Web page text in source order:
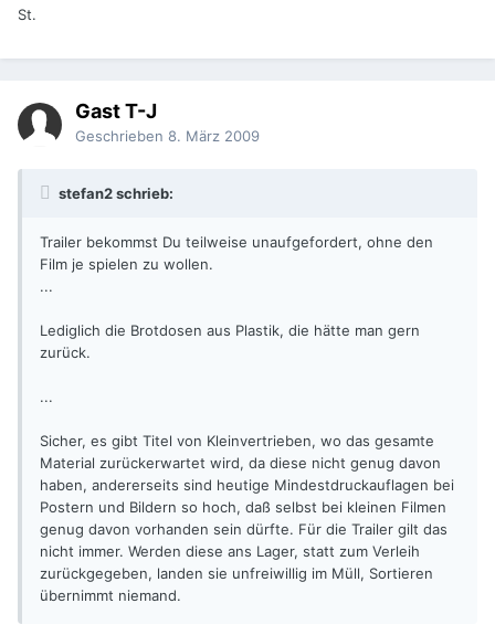
St.
Gast T-J
Geschrieben 8. März 2009
stefan2 schrieb:
Trailer bekommst Du teilweise unaufgefordert, ohne den
Film je spielen zu wollen.
...
Lediglich die Brotdosen aus Plastik, die hätte man gern
zurück.
...
Sicher, es gibt Titel von Kleinvertrieben, wo das gesamte
Material zurückerwartet wird, da diese nicht genug davon
haben, andererseits sind heutige Mindestdruckauflagen bei
Postern und Bildern so hoch, daß selbst bei kleinen Filmen
genug davon vorhanden sein dürfte. Für die Trailer gilt das
nicht immer. Werden diese ans Lager, statt zum Verleih
zurückgegeben, landen sie unfreiwillig im Müll, Sortieren
übernimmt niemand.